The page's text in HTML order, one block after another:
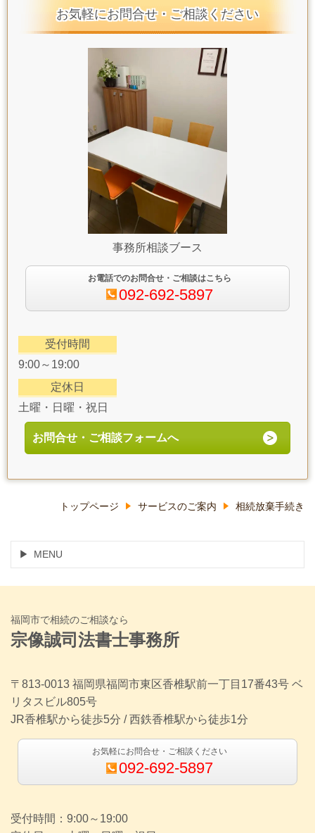
お気軽にお問合せ・ご相談ください
事務所相談ブース
お電話でのお問合せ・ご相談はこちら
092-692-5897
受付時間
9:00～19:00
定休日
土曜・日曜・祝日
お問合せ・ご相談フォームへ
トップページ サービスのご案内 相続放棄手続き
MENU
福岡市で相続のご相談なら
宗像誠司法書士事務所
〒813-0013 福岡県福岡市東区香椎駅前一丁目17番43号 ベ
リタスビル805号
JR香椎駅から徒歩5分 / 西鉄香椎駅から徒歩1分
お気軽にお問合せ・ご相談ください
092-692-5897
受付時間：9:00～19:00